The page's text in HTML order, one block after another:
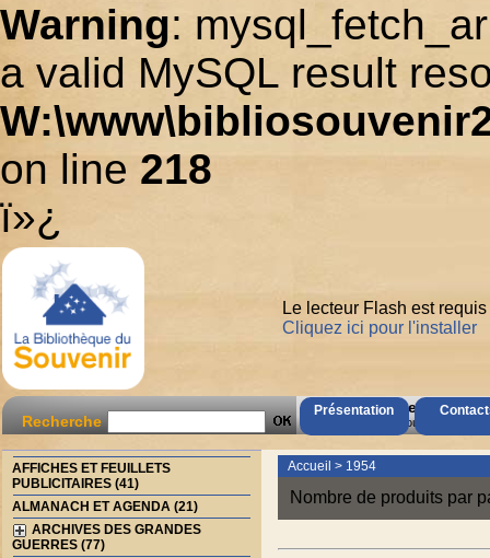
Warning:
a valid MySQL result
on line 218
ï»¿
Présentation
Le lecteur Flash est
Cliquez ici pour l'installer
Recherche
AccÃ¨s Client
Mot de passe oubliÃ© ?
AFFICHES ET FEUILLETS
PUBLICITAIRES (41)
ALMANACH ET AGENDA (21)
ARCHIVES DES GRANDES
GUERRES (77)
Accueil > 1954
Nombre de produits par